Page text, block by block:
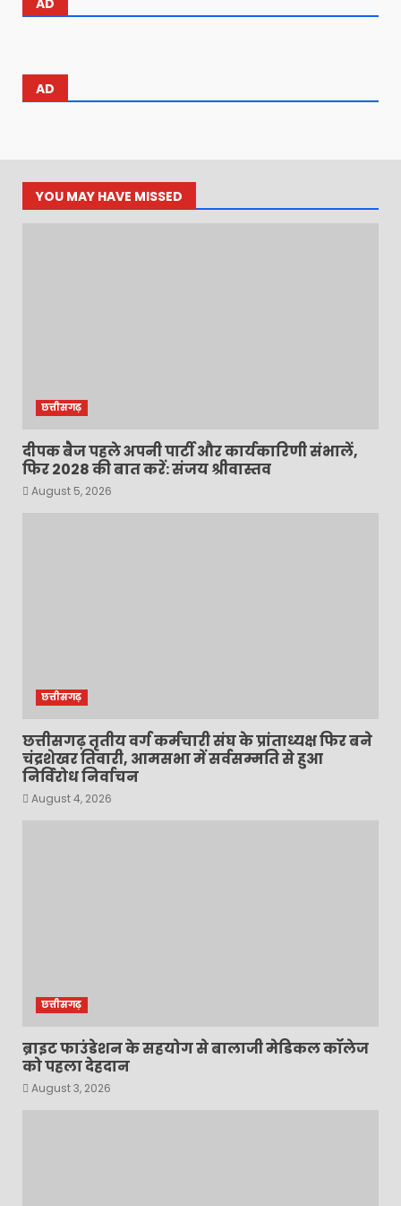
AD
YOU MAY HAVE MISSED
छत्तीसगढ़
दीपक बैज पहले अपनी पार्टी और कार्यकारिणी संभालें,
फिर 2028 की बात करें: संजय श्रीवास्तव
August 5, 2026
छत्तीसगढ़
छत्तीसगढ़ तृतीय वर्ग कर्मचारी संघ के प्रांताध्यक्ष फिर बने
चंद्रशेखर तिवारी, आमसभा में सर्वसम्मति से हुआ
निर्विरोध निर्वाचन
August 4, 2026
छत्तीसगढ़
ब्राइट फाउंडेशन के सहयोग से बालाजी मेडिकल कॉलेज
को पहला देहदान
August 3, 2026